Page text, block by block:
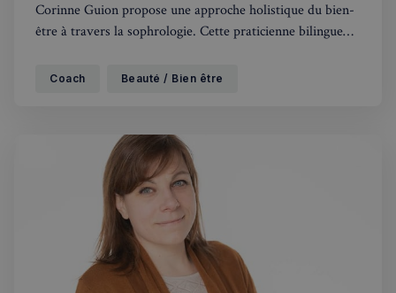
Corinne Guion propose une approche holistique du bien-
être à travers la sophrologie. Cette praticienne bilingue
gestion du stress et le développement personnel, offrant
Coach Beauté / Bien être